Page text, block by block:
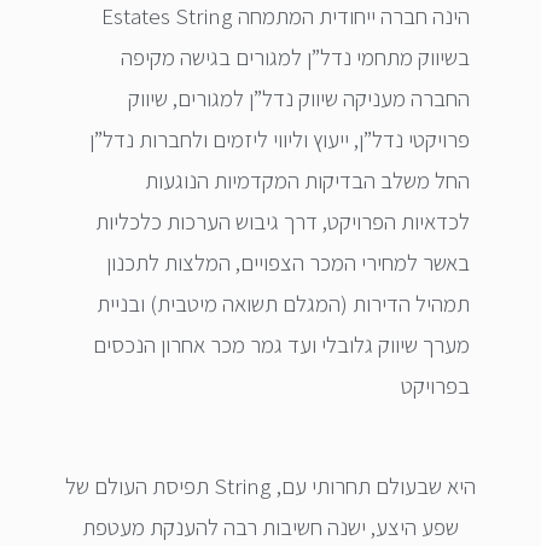
Estates String הינה חברה ייחודית המתמחה
בשיווק מתחמי נדל”ן למגורים בגישה מקיפה
החברה מעניקה שיווק נדל”ן למגורים, שיווק
פרויקטי נדל”ן, ייעוץ וליווי ליזמים ולחברות נדל”ן
החל משלב הבדיקות המקדמיות הנוגעות
לכדאיות הפרויקט, דרך גיבוש הערכות כלכליות
באשר למחירי המכר הצפויים, המלצות לתכנון
תמהיל הדירות (המגלם תשואה מיטבית) ובניית
מערך שיווק גלובלי ועד גמר מכר אחרון הנכסים
בפרויקט
תפיסת העולם של String ,היא שבעולם תחרותי עם
שפע היצע, ישנה חשיבות רבה להענקת מעטפת